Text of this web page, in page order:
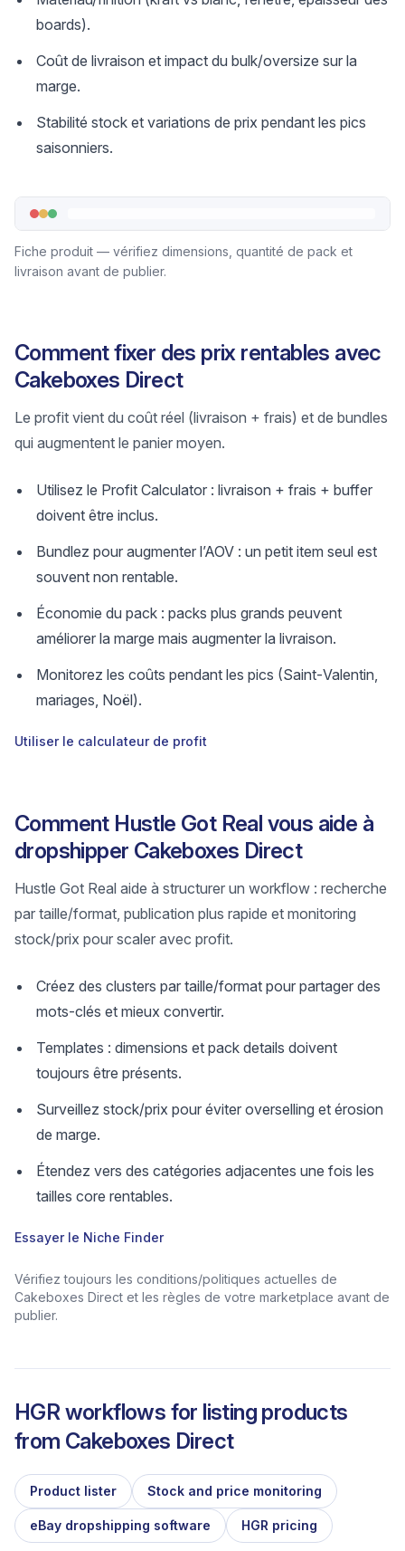
boards).
Coût de livraison et impact du bulk/oversize sur la
marge.
Stabilité stock et variations de prix pendant les pics
saisonniers.
Fiche produit — vérifiez dimensions, quantité de pack et
livraison avant de publier.
Comment fixer des prix rentables avec
Cakeboxes Direct
Le profit vient du coût réel (livraison + frais) et de bundles
qui augmentent le panier moyen.
Utilisez le Profit Calculator : livraison + frais + buffer
doivent être inclus.
Bundlez pour augmenter l’AOV : un petit item seul est
souvent non rentable.
Économie du pack : packs plus grands peuvent
améliorer la marge mais augmenter la livraison.
Monitorez les coûts pendant les pics (Saint‑Valentin,
mariages, Noël).
Utiliser le calculateur de profit
Comment Hustle Got Real vous aide à
dropshipper Cakeboxes Direct
Hustle Got Real aide à structurer un workflow : recherche
par taille/format, publication plus rapide et monitoring
stock/prix pour scaler avec profit.
Créez des clusters par taille/format pour partager des
mots-clés et mieux convertir.
Templates : dimensions et pack details doivent
toujours être présents.
Surveillez stock/prix pour éviter overselling et érosion
de marge.
Étendez vers des catégories adjacentes une fois les
tailles core rentables.
Essayer le Niche Finder
Vérifiez toujours les conditions/politiques actuelles de
Cakeboxes Direct et les règles de votre marketplace avant de
publier.
HGR workflows for listing products
from Cakeboxes Direct
Product lister Stock and price monitoring
eBay dropshipping software HGR pricing